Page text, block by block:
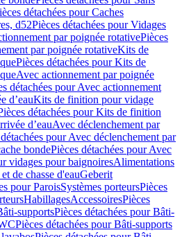
détachées pour Caches
d52Pièces détachées pour Vidages
par poignée rotativePièces
par poignée rotativeKits de
Pièces détachées pour Kits de
Avec actionnement par poignée
détachées pour Avec actionnement
d’eauKits de finition pour vidage
détachées pour Kits de finition
d’eauAvec déclenchement par
pour Avec déclenchement par
bondePièces détachées pour Avec
vidages pour baignoiresAlimentations
de chasse d'eauGeberit
pour ParoisSystèmes porteursPièces
HabillagesAccessoiresPièces
supportsPièces détachées pour Bâti-
Pièces détachées pour Bâti-supports